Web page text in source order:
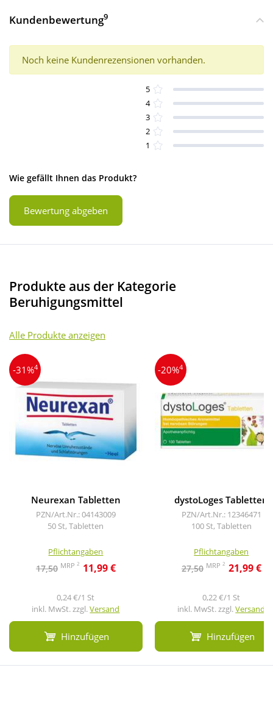
Kundenbewertung9
Noch keine Kundenrezensionen vorhanden.
5
4
3
2
1
Wie gefällt Ihnen das Produkt?
Bewertung abgeben
Produkte aus der Kategorie
Beruhigungsmittel
Alle Produkte anzeigen
-31%4
Neurexan Tabletten
PZN/Art.Nr.: 04143009
50 St, Tabletten
Pflichtangaben
17,50 MRP 2 11,99 €
0,24 €/1 St
inkl. MwSt. zzgl.Versand
Hinzufügen
-20%4
dystoLoges Tabletten
PZN/Art.Nr.: 12346471
100 St, Tabletten
Pflichtangaben
27,50 MRP 2 21,99 €
0,22 €/1 St
inkl. MwSt. zzgl.Versand
Hinzufügen